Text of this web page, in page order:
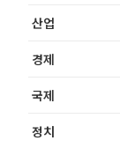
산업
경제
국제
정치